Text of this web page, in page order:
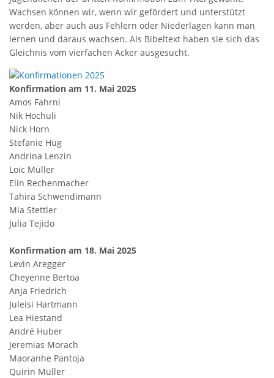
Wachsen können wir, wenn wir gefördert und unterstützt
werden, aber auch aus Fehlern oder Niederlagen kann man
lernen und daraus wachsen. Als Bibeltext haben sie sich das
Gleichnis vom vierfachen Acker ausgesucht.
Konfirmation am 11. Mai 2025
Amos Fahrni
Nik Hochuli
Nick Horn
Stefanie Hug
Andrina Lenzin
Loïc Müller
Elin Rechenmacher
Tahira Schwendimann
Mia Stettler
Julia Tejido
Konfirmation am 18. Mai 2025
Levin Aregger
Cheyenne Bertoa
Anja Friedrich
Juleisi Hartmann
Lea Hiestand
André Huber
Jeremias Morach
Maoranhe Pantoja
Quirin Müller